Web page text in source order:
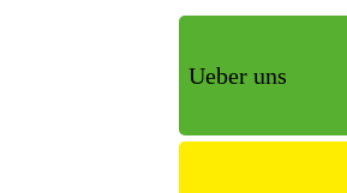
Ueber uns